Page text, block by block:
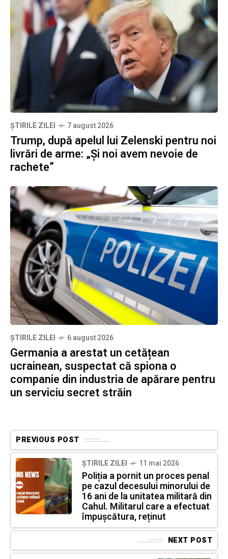
ȘTIRILE ZILEI 7 august 2026
Trump, după apelul lui Zelenski pentru noi
livrări de arme: „Și noi avem nevoie de
rachete”
ȘTIRILE ZILEI 6 august 2026
Germania a arestat un cetățean
ucrainean, suspectat că spiona o
companie din industria de apărare pentru
un serviciu secret străin
PREVIOUS POST
ȘTIRILE ZILEI 11 mai 2026
Poliția a pornit un proces penal
pe cazul decesului minorului de
16 ani de la unitatea militară din
Cahul. Militarul care a efectuat
împușcătura, reținut
NEXT POST